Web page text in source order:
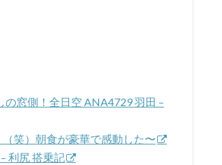
の窓側！全日空 ANA4729 羽田 –
笑）朝食が豪華で感動した〜
利尻 搭乗記